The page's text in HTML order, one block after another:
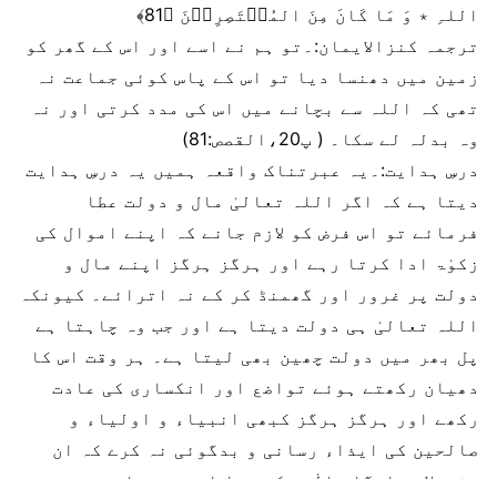
اللہِ ٭ وَ مَا کَانَ مِنَ المُنۡتَصِرِیۡنَ ﴿81﴾
ترجمہ کنزالایمان:۔تو ہم نے اسے اور اس کے گھر کو
زمین میں دھنسا دیا تو اس کے پاس کوئی جماعت نہ
تھی کہ اللہ سے بچانے میں اس کی مدد کرتی اور نہ
وہ بدلہ لے سکا۔ ( پ20،القصص:81)
درسِ ہدایت:۔یہ عبرتناک واقعہ ہمیں یہ درسِ ہدایت
دیتا ہے کہ اگر اللہ تعالیٰ مال و دولت عطا
فرمائے تو اس فرض کو لازم جانے کہ اپنے اموال کی
زکوٰۃ ادا کرتا رہے اور ہرگز ہرگز اپنے مال و
دولت پر غرور اور گھمنڈ کر کے نہ اترائے۔ کیونکہ
اللہ تعالیٰ ہی دولت دیتا ہے اور جب وہ چاہتا ہے
پل بھر میں دولت چھین بھی لیتا ہے۔ ہر وقت اس کا
دھیان رکھتے ہوئے تواضع اور انکساری کی عادت
رکھے اور ہرگز ہرگز کبھی انبیاء و اولیاء و
صالحین کی ایذاء رسانی و بدگوئی نہ کرے کہ ان